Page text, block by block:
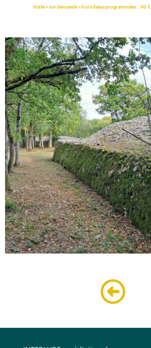
Visite « sur demande » hors dates programmées : 40 €